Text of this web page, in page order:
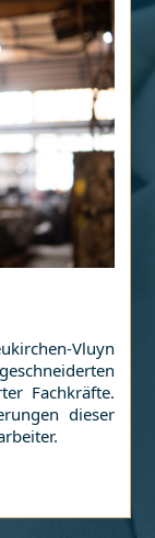
Vluyn
Fachkräfte.
dieser